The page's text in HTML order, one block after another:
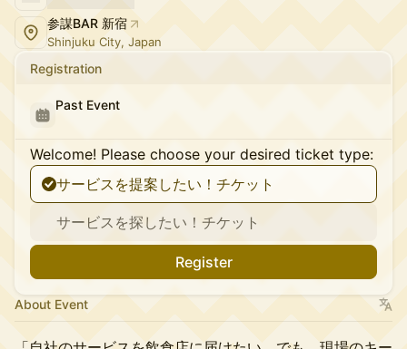
参謀BAR 新宿
Shinjuku City, Japan
Registration
Past Event
Welcome! Please choose your desired ticket type:
サービスを提案したい！チケット
サービスを探したい！チケット
Register
About Event